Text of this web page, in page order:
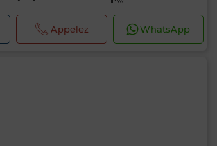
Appelez WhatsApp